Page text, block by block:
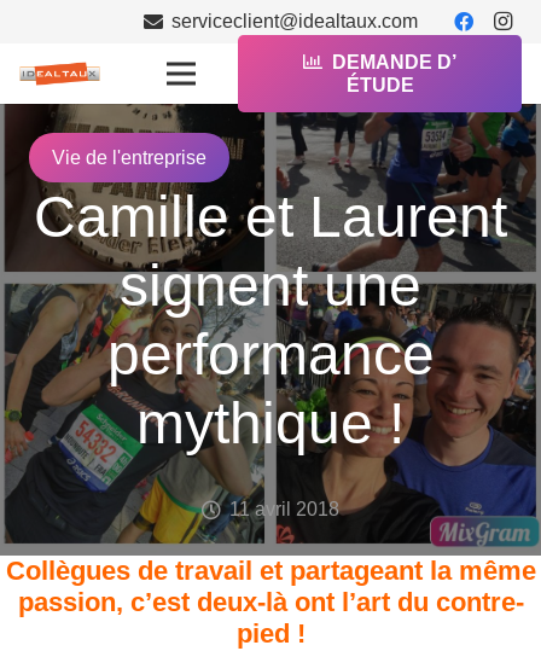
serviceclient@idealtaux.com
DEMANDE D’
ÉTUDE
Vie de l'entreprise
Camille et Laurent
signent une
performance
mythique !
11 avril 2018
Collègues de travail et partageant la même
passion, c’est deux-là ont l’art du contre-
pied !